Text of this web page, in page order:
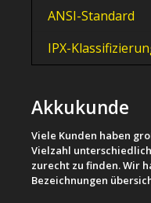
ANSI-Standard
IPX-
Akkukunde
Viele Kunden haben
Vielzahl
zurecht zu finden. Wir
Bezeichnungen